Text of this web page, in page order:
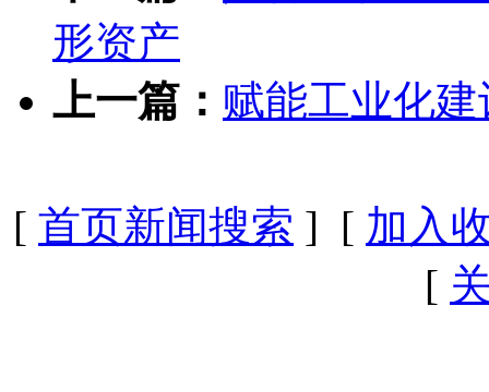
形资产
上一篇： 赋能工业化
[ 首页新闻搜索 ] [ 加入
[